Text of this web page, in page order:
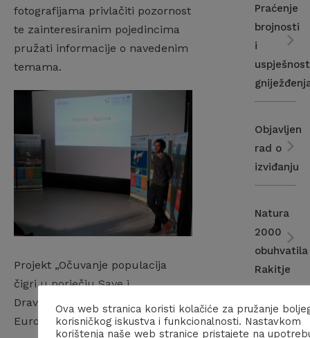
fotografijama privlačiti pozornost
te zainteresiranim pojedincima
pružati informacije o navedenim
temama.
Projekt „Očuvanje populacija
čigri u porječju Save i
Drave” financiran je iz sredstava
Europskog fonda za regionalni
Praćenje
brojnosti
i
Objavljen
rad o
izviđanju
Natura
2000
obuhvatila
Rakitje
Nacrt
Ova web stranica koristi kolačiće za pružanje
korisničkog iskustva i funkcionalnosti. Nastavkom
korištenja naše web stranice pristajete na